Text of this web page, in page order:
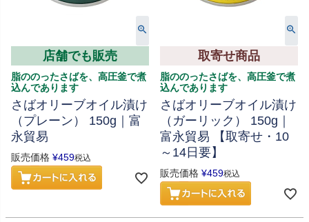
店舗でも販売
脂ののったさばを、高圧釜で煮
込んであります
さばオリーブオイル漬け
（プレーン） 150g｜富
永貿易
販売価格 ¥459税込
取寄せ商品
脂ののったさばを、高圧釜で煮
込んであります
さばオリーブオイル漬け
（ガーリック） 150g｜
富永貿易 【取寄せ・10
～14日要】
販売価格 ¥459税込